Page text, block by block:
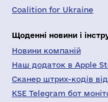
Coalition for Ukraine
Щоденні новини і
Новини компаній
Наш додаток в Apple
Сканер штрих-кодів
KSE Telegram бот